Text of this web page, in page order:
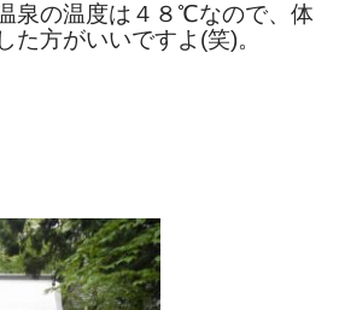
泉の温度は４８℃なので、体
た方がいいですよ(笑)。